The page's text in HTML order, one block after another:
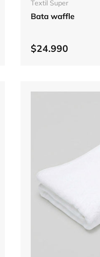
Textil Super
Bata waffle
$24.990